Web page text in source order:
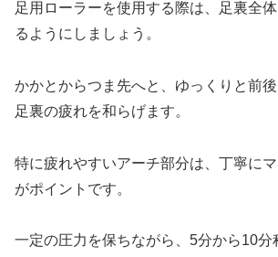
足用ローラーを使用する際は、足裏全
るようにしましょう。
かかとからつま先へと、ゆっくりと前後
足裏の疲れを和らげます。
特に疲れやすいアーチ部分は、丁寧に
がポイントです。
一定の圧力を保ちながら、5分から10分